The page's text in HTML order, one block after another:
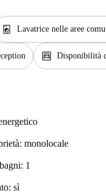
local_laundry_service Lavatrice nelle aree
garage Disponibilità
monolocale
1
sì